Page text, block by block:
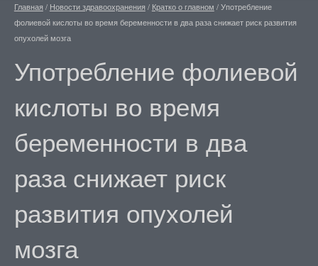
Главная / Новости здравоохранения / Кратко о главном /Употребление
фолиевой кислоты во время беременности в два раза снижает риск развития
опухолей мозга
Употребление фолиевой
кислоты во время
беременности в два
раза снижает риск
развития опухолей
мозга